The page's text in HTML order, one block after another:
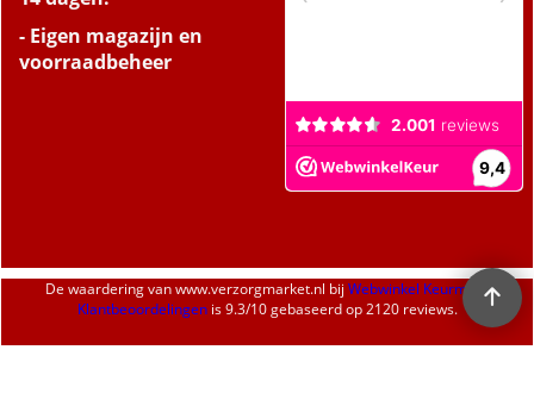
- Eigen magazijn en
voorraadbeheer
De waardering vanwww.verzorgmarket.nl bij Webwinkel Keurmerk
Klantbeoordelingenis9.3/10gebaseerd op 2120 reviews.